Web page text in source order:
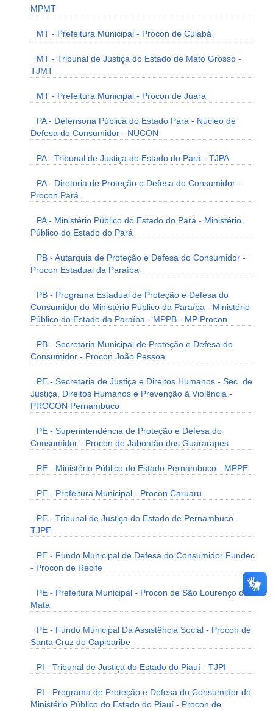
MPMT
MT - Prefeitura Municipal - Procon de Cuiabá
MT - Tribunal de Justiça do Estado de Mato Grosso -
TJMT
MT - Prefeitura Municipal - Procon de Juara
PA - Defensoria Pública do Estado Pará - Núcleo de
Defesa do Consumidor - NUCON
PA - Tribunal de Justiça do Estado do Pará - TJPA
PA - Diretoria de Proteção e Defesa do Consumidor -
Procon Pará
PA - Ministério Público do Estado do Pará - Ministério
Público do Estado do Pará
PB - Autarquia de Proteção e Defesa do Consumidor -
Procon Estadual da Paraíba
PB - Programa Estadual de Proteção e Defesa do
Consumidor do Ministério Público da Paraíba - Ministério
Público do Estado da Paraíba - MPPB - MP Procon
PB - Secretaria Municipal de Proteção e Defesa do
Consumidor - Procon João Pessoa
PE - Secretaria de Justiça e Direitos Humanos - Sec. de
Justiça, Direitos Humanos e Prevenção à Violência -
PROCON Pernambuco
PE - Superintendência de Proteção e Defesa do
Consumidor - Procon de Jaboatão dos Guararapes
PE - Ministério Público do Estado Pernambuco - MPPE
PE - Prefeitura Municipal - Procon Caruaru
PE - Tribunal de Justiça do Estado de Pernambuco -
TJPE
PE - Fundo Municipal de Defesa do Consumidor Fundec
- Procon de Recife
PE - Prefeitura Municipal - Procon de São Lourenço da
Mata
PE - Fundo Municipal Da Assistência Social - Procon de
Santa Cruz do Capibaribe
PI - Tribunal de Justiça do Estado do Piauí - TJPI
PI - Programa de Proteção e Defesa do Consumidor do
Ministério Público do Estado do Piauí - Procon de